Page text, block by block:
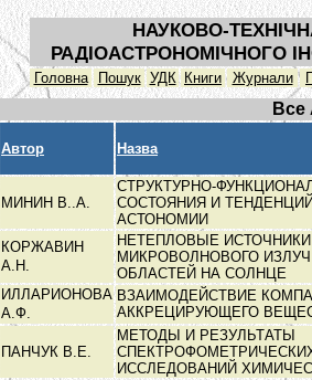
НАУКОВО-
РАДІОАСТРОНОМІЧНОГО
Головна Пошук УДК Книги Журнали
Все
Автор Назва
МИНИН В..А.
СТРУКТУРНО-
СОСТОЯНИЯ И
АСТОНОМИИ
КОРЖАВИН
А.Н.
НЕТЕПЛОВЫЕ ИСТОЧНИКИ
МИКРОВОЛНОВОГО
ОБЛАСТЕЙ НА СОЛНЦЕ
ИЛЛАРИОНОВА
А.Ф.
ВЗАИМОДЕЙСТВИЕ
АККРЕЦИРУЮЩЕГО
ПАНЧУК В.Е.
МЕТОДЫ И РЕЗУЛЬТАТЫ
ИССЛЕДОВАНИЙ